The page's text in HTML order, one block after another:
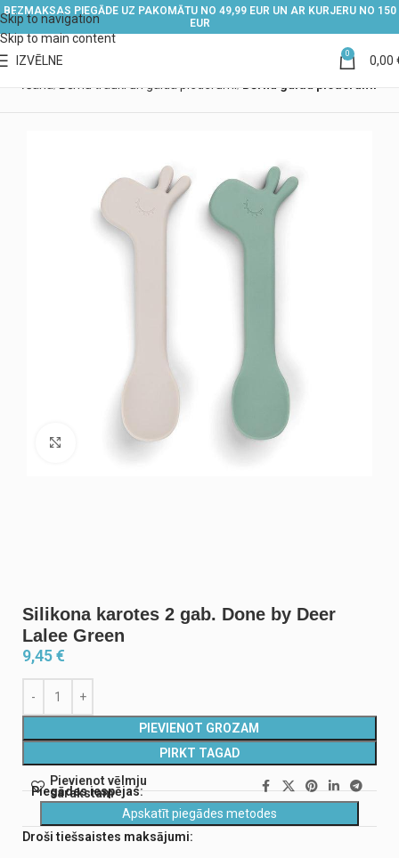
Skip to navigation
Skip to main content
BEZMAKSAS PIEGĀDE UZ PAKOMĀTU NO 49,99 EUR UN AR KURJERU NO 150
EUR
IZVĒLNE 0 0,00
Noklikšķiniet, lai palielinātu
Silikona karotes 2 gab. Done by Deer
Lalee Green
9,45€
PIEVIENOT GROZAM
PIRKT TAGAD
Pievienot vēlmju
sarakstam
Piegādes iespējas:
Apskatīt piegādes metodes
Droši tiešsaistes maksājumi: